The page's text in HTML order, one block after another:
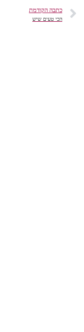
כתבה הקודמת
הכי טעים שיש